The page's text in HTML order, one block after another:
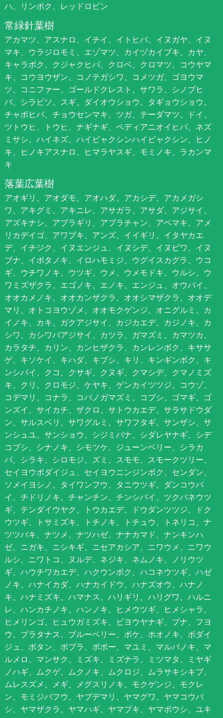
ハ、リンボク、レッドロビン
常緑針葉樹
アカマツ、アスナロ、イチイ、イトヒバ、イヌガヤ、イヌ
マキ、ウラジロモミ、エゾマツ、カイヅカイブキ、カヤ、
キャラボク、クジャクヒバ、クロベ、クロマツ、コウヤマ
キ、コウヨウザン、コノテガシワ、コメツガ、ゴヨウマ
ツ、コニファー、ゴールドクレスト、サワラ、シノブヒ
バ、シラビソ、スギ、ダイオウショウ、タギョウショウ、
チャボヒバ、チョウセンマキ、ツガ、テーダマツ、ドイ、
ツトウヒ、トウヒ、ナギナギ、ペディアニオイヒバ、ネズ
ミサシ、ハイネズ、ハイビャクシンハイビャクシン、ヒノ
キ、ヒノキアスナロ、ヒマラヤスギ、モミノキ、ラカンマ
キ
落葉広葉樹
アオギリ、アオダモ、アオハダ、アカシデ、アカメガシ
ワ、アキグミ、アキニレ、アサガラ、アサダ、アジサイ、
アズキナシ、アブラギリ、アブラチャン、アベマキ、アメ
リカデイゴ、アワブキ、アンズ、イイギリ、イタヤカエ
デ、イチジク、イヌエンジュ、イヌシデ、イヌビワ、イヌ
ブナ、イボタノキ、イロハモミジ、ウグイスカグラ、ウコ
ギ、ウチワノキ、ウツギ、ウメ、ウメモドキ、ウルシ、ウ
ワミズザクラ、エゴノキ、エノキ、エンジュ、オウバイ、
オオカメノキ、オオカンザクラ、オオシマザクラ、オオデ
マリ、オトコヨウゾメ、オオモクゲンジ、オニグルミ、カ
イノキ、カキ、ガクアジサイ、カジカエデ、カジノキ、カ
シワ、カシワバアジサイ、カツラ、ガマズミ、カマツカ、
カラタチ、カリン、カンヒザクラ、カンレンボク、キササ
ゲ、キソケイ、キハダ、キブシ、キリ、キンギンボク、キ
ンシバイ、クコ、クサギ、クヌギ、クマシデ、クマノミズ
キ、クリ、クロモジ、ケヤキ、ゲンカイツツジ、コウゾ、
コデマリ、コナラ、コバノガマズミ、コブシ、ゴマギ、ゴ
ンズイ、サイカチ、ザクロ、サトウカエデ、サラサドウダ
ン、サルスベリ、サワグルミ、サワフタギ、サンザシ、サ
ンシュユ、サンショウ、シジミバナ、シダレヤナギ、シデ
コブシ、シナノキ、シモツケ、ジューンベリー、シラカ
バ、シラキ、シロモジ、ズミ、スモモ、スモークツリー、
セイヨウボダイジュ、セイヨウニンジンボク、センダン、
ソメイヨシノ、タイワンフウ、タニウツギ、ダンコウバ
イ、チドリノキ、チャンチン、チンシバイ、ツクバネウツ
ギ、テンダイウヤク、トウカエデ、ドウダンツツジ、ドク
ウツギ、トサミズキ、トチノキ、トチュウ、トネリコ、ナ
ツツバキ、ナツメ、ナツハゼ、ナナカマド、ナンキンハ
ゼ、ニガキ、ニシキギ、ニセアカシア、ニワウメ、ニワウ
ルシ、ニワトコ、ヌルデ、ネジキ、ネムノキ、ノリウツ
ギ、ハウチワカエデ、ハクウンボク、ハコネウツギ、ハゼ
ノキ、ハナイカダ、ハナカイドウ、ハナズオウ、ハナノ
キ、ハナミズキ、ハマナス、ハリギリ、ハリグワ、ハルニ
レ、ハンカチノキ、ハンノキ、ヒメウツギ、ヒメシャラ、
ヒメリンゴ、ヒュウガミズキ、ビヨウヤナギ、ブナ、フヨ
ウ、プラタナス、ブルーベリー、ボケ、ホオノキ、ボダイ
ジュ、ボタン、ポプラ、ポポー、マユミ、マルバノキ、マ
ルメロ、マンサク、ミズキ、ミズナラ、ミツマタ、ミヤギ
ノハギ、ムクゲ、ムクノキ、ムクロジ、ムラサキシキブ、
ムレスズメ、メギ、メグスリノキ、モクゲンジ、モクレ
ン、モミジバフウ、ヤブデマリ、ヤマグワ、ヤマコウバ
シ、ヤマザクラ、ヤマハギ、ヤマブキ、ヤマボウシ、ユキ